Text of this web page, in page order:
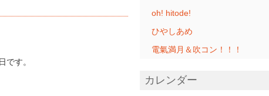
す。
oh! hitode!
ひやしあめ
電氣満月＆吹コン！！！
カレンダー